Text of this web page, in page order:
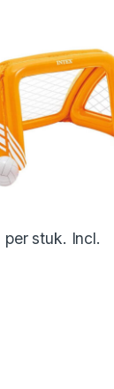
per stuk. Incl.